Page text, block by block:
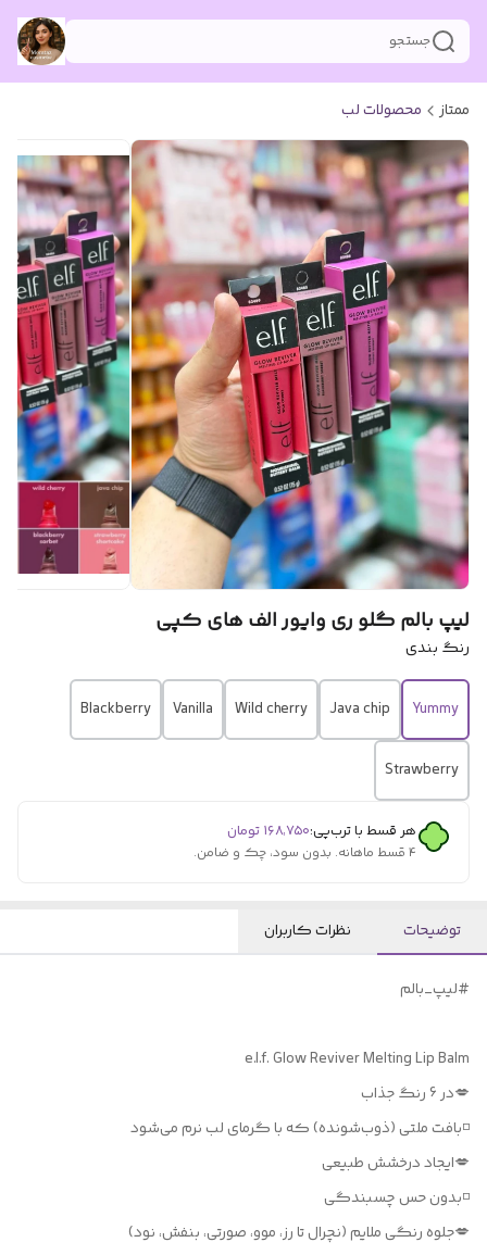
جستجو
ممتاز محصولات لب
لیپ بالم گلو ری ‌وایور الف های کپی
رنگ بندی
Yummy
Java chip
Wild cherry
Vanilla
Blackberry
Strawberry
هر قسط با ترب‌پی:۱۶۸٬۷۵۰ تومان
۴ قسط ماهانه. بدون سود، چک و ضامن.
توضیحات نظرات کاربران
#لیپ_بالم
e.l.f. Glow Reviver Melting Lip Balm
💋در 6 رنگ جذاب
◽️بافت ملتی (ذوب‌شونده) که با گرمای لب نرم می‌شود
💋ایجاد درخشش طبیعی
◽️بدون حس چسبندگی
💋جلوه رنگی ملایم (نچرال تا رز، موو، صورتی، بنفش، نود)